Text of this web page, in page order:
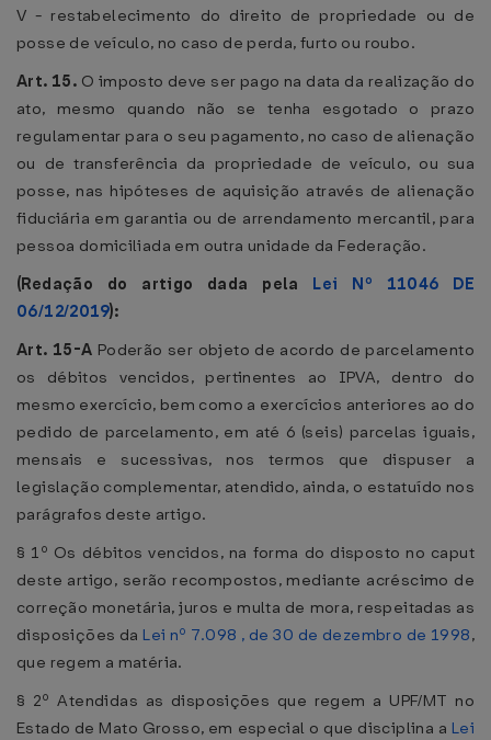
V - restabelecimento do direito de propriedade ou de
posse de veículo, no caso de perda, furto ou roubo.
Art. 15. O imposto deve ser pago na data da realização do
ato, mesmo quando não se tenha esgotado o prazo
regulamentar para o seu pagamento, no caso de alienação
ou de transferência da propriedade de veículo, ou sua
posse, nas hipóteses de aquisição através de alienação
fiduciária em garantia ou de arrendamento mercantil, para
pessoa domiciliada em outra unidade da Federação.
(Redação do artigo dada pela Lei Nº 11046 DE
06/12/2019):
Art. 15-A Poderão ser objeto de acordo de parcelamento
os débitos vencidos, pertinentes ao IPVA, dentro do
mesmo exercício, bem como a exercícios anteriores ao do
pedido de parcelamento, em até 6 (seis) parcelas iguais,
mensais e sucessivas, nos termos que dispuser a
legislação complementar, atendido, ainda, o estatuído nos
parágrafos deste artigo.
§ 1º Os débitos vencidos, na forma do disposto no caput
deste artigo, serão recompostos, mediante acréscimo de
correção monetária, juros e multa de mora, respeitadas as
disposições da Lei nº 7.098 , de 30 de dezembro de 1998,
que regem a matéria.
§ 2º Atendidas as disposições que regem a UPF/MT no
Estado de Mato Grosso, em especial o que disciplina a Lei